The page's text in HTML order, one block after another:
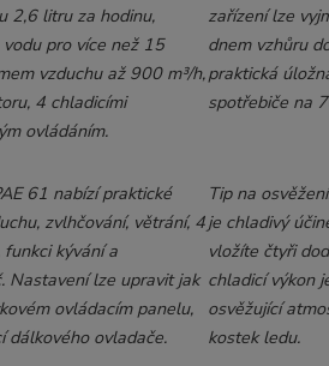
2,6 litru za hodinu,
pro více než 15
vzduchu až 900 m³/h,
4 chladicími
ovládáním.
zařízení lze
dnem vzhůru
praktická
spotřebiče na
61 nabízí praktické
zvlhčování, větrání, 4
kývání a
Nastavení lze upravit jak
ovládacím panelu,
dálkového ovladače.
Tip na
je chladivý
vložíte čtyři
chladicí výkon
osvěžující
kostek ledu.